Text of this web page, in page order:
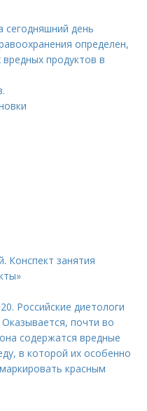
сегодняшний день
определен,
продуктов в
Конспект занятия
Российские диетологи
почти во
содержатся вредные
в которой их особенно
красным